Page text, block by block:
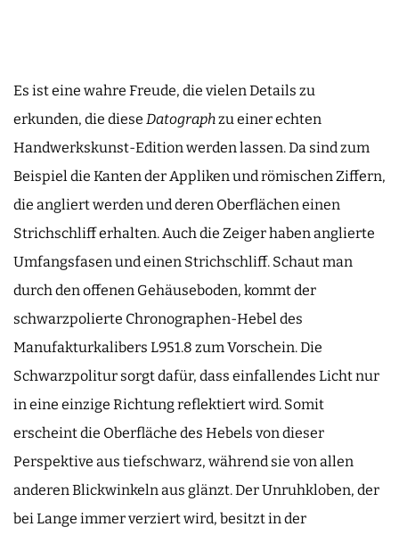
Es ist eine wahre Freude, die vielen Details zu
erkunden, die diese Datographzu einer echten
Handwerkskunst-Edition werden lassen. Da sind zum
Beispiel die Kanten der Appliken und römischen Ziffern,
die angliert werden und deren Oberflächen einen
Strichschliff erhalten. Auch die Zeiger haben anglierte
Umfangsfasen und einen Strichschliff. Schaut man
durch den offenen Gehäuseboden, kommt der
schwarzpolierte Chronographen-Hebel des
Manufakturkalibers L951.8 zum Vorschein. Die
Schwarzpolitur sorgt dafür, dass einfallendes Licht nur
in eine einzige Richtung reflektiert wird. Somit
erscheint die Oberfläche des Hebels von dieser
Perspektive aus tiefschwarz, während sie von allen
anderen Blickwinkeln aus glänzt. Der Unruhkloben, der
bei Lange immer verziert wird, besitzt in der